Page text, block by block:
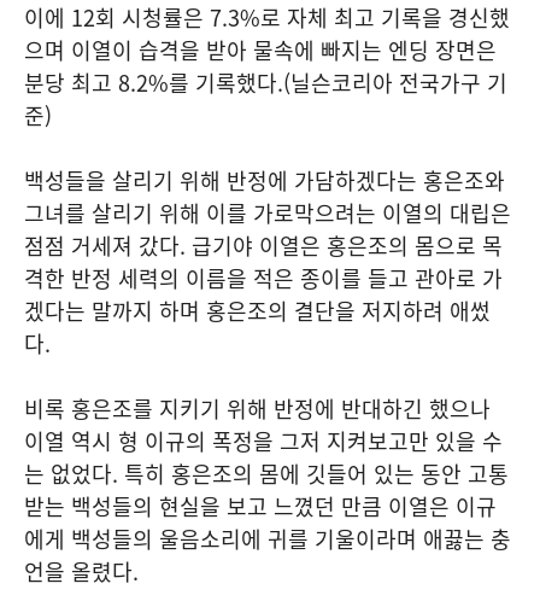
이에 12회 시청률은 7.3%로 자체 최고 기록을 경신했
으며 이열이 습격을 받아 물속에 빠지는 엔딩 장면은
분당 최고 8.2%를 기록했다.(닐슨코리아 전국가구 기
준)
백성들을 살리기 위해 반정에 가담하겠다는 홍은조와
그녀를 살리기 위해 이를 가로막으려는 이열의 대립은
점점 거세져 갔다. 급기야 이열은 홍은조의 몸으로 목
격한 반정 세력의 이름을 적은 종이를 들고 관아로 가
겠다는 말까지 하며 홍은조의 결단을 저지하려 애썼
다.
비록 홍은조를 지키기 위해 반정에 반대하긴 했으나
이열 역시 형 이규의 폭정을 그저 지켜보고만 있을 수
는 없었다. 특히 홍은조의 몸에 깃들어 있는 동안 고통
받는 백성들의 현실을 보고 느꼈던 만큼 이열은 이규
에게 백성들의 울음소리에 귀를 기울이라며 애끓는 충
언을 올렸다.